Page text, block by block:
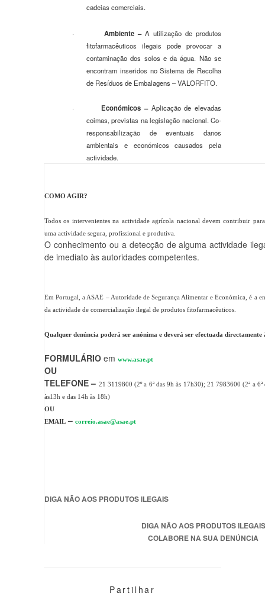
cadeias comerciais.
· Ambiente – A utilização de produtos
fitofarmacêuticos ilegais pode provocar a
contaminação dos solos e da água. Não se
encontram inseridos no Sistema de Recolha
de Resíduos de Embalagens – VALORFITO.
· Económicos – Aplicação de elevadas
coimas, previstas na legislação nacional. Co-
responsabilização de eventuais danos
ambientais e económicos causados pela
actividade.
COMO AGIR?
Todos os intervenientes na actividade agrícola nacional devem contribuir
uma actividade segura, profissional e produtiva.
O conhecimento ou a detecção de alguma actividade
de imediato às autoridades competentes.
Em Portugal, a ASAE – Autoridade de Segurança Alimentar e Económica, é a
da actividade de comercialização ilegal de produtos fitofarmacêuticos.
Qualquer denúncia poderá ser anónima e deverá ser efectuada directamente
FORMULÁRIO em www.asae.pt
OU
TELEFONE – 21 3119800 (2º a 6ª das 9h às 17h30); 21 7983600 (2ª a
às13h e das 14h às 18h)
OU
EMAIL – correio.asae@asae.pt
DIGA NÃO AOS PRODUTOS ILEGAIS
DIGA NÃO AOS PRODUTOS ILEGAIS
COLABORE NA SUA DENÚNCIA
Partilhar